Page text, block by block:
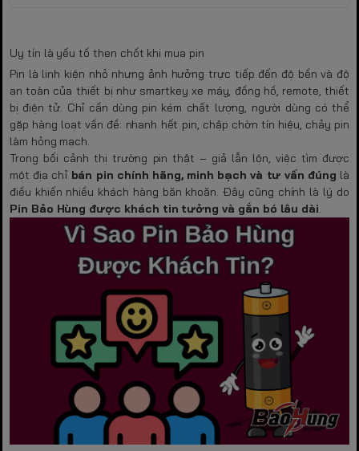
Uy tín là yếu tố then chốt khi mua pin
Pin là linh kiện nhỏ nhưng ảnh hưởng trực tiếp đến độ bền và độ
an toàn của thiết bị như smartkey xe máy, đồng hồ, remote, thiết
bị điện tử. Chỉ cần dùng pin kém chất lượng, người dùng có thể
gặp hàng loạt vấn đề: nhanh hết pin, chập chờn tín hiệu, chảy pin
làm hỏng mạch.
Trong bối cảnh thị trường pin thật – giả lẫn lộn, việc tìm được
một địa chỉ bán pin chính hãng, minh bạch và tư vấn đúng là
điều khiến nhiều khách hàng băn khoăn. Đây cũng chính là lý do
Pin Bảo Hùng được khách tin tưởng và gắn bó lâu dài.